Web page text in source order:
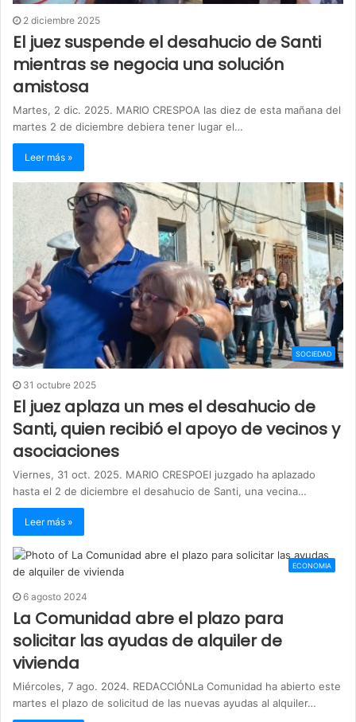
2 diciembre 2025
El juez suspende el desahucio de Santi
mientras se negocia una solución
amistosa
Martes, 2 dic. 2025. MARIO CRESPOA las diez de esta mañana del
martes 2 de diciembre debiera tener lugar el…
Leer más »
SOCIEDAD
31 octubre 2025
El juez aplaza un mes el desahucio de
Santi, quien recibió el apoyo de vecinos y
asociaciones
Viernes, 31 oct. 2025. MARIO CRESPOEl juzgado ha aplazado
hasta el 2 de diciembre el desahucio de Santi, una vecina…
Leer más »
ECONOMIA
6 agosto 2024
La Comunidad abre el plazo para
solicitar las ayudas de alquiler de
vivienda
Miércoles, 7 ago. 2024. REDACCIÓNLa Comunidad ha abierto este
martes el plazo de solicitud de las nuevas ayudas al alquiler…